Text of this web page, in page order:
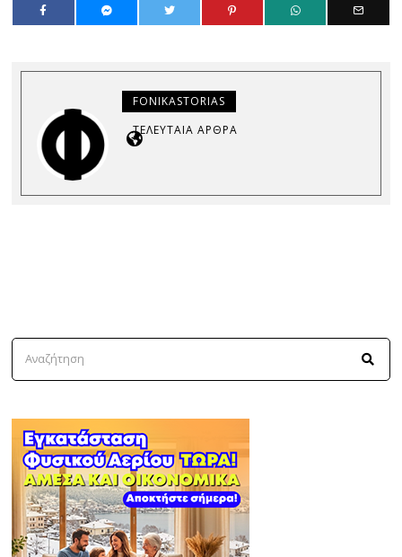
FONIKASTORIAS
ΤΕΛΕΥΤΑΊΑ ΆΡΘΡΑ